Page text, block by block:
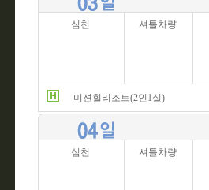
심천 셔틀차량
미션힐리조트(2인1실)
심천 셔틀차량